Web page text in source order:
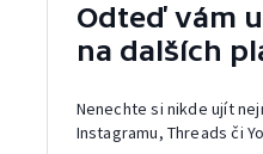
Odteď vám
na dalších
Nenechte si nikde ujít
Instagramu, Threads či